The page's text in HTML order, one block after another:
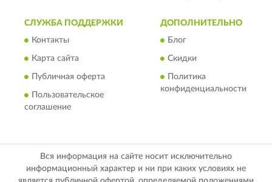
СЛУЖБА ПОДДЕРЖКИ
Контакты
Карта сайта
Публичная оферта
Пользовательское
соглашение
ДОПОЛНИТЕЛЬНО
Блог
Скидки
Политика
конфиденциальности
Вся информация на сайте носит исключительно
информационный характер и ни при каких условиях не